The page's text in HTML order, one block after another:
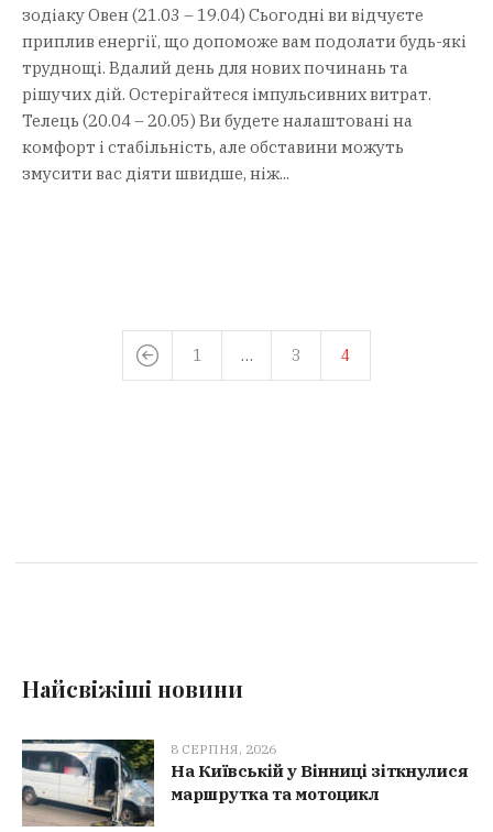
зодіаку Овен (21.03 – 19.04) Сьогодні ви відчуєте
приплив енергії, що допоможе вам подолати будь-які
труднощі. Вдалий день для нових починань та
рішучих дій. Остерігайтеся імпульсивних витрат.
Телець (20.04 – 20.05) Ви будете налаштовані на
комфорт і стабільність, але обставини можуть
змусити вас діяти швидше, ніж...
1 … 3 4
Найсвіжіші новини
8 СЕРПНЯ, 2026
На Київській у Вінниці зіткнулися
маршрутка та мотоцикл